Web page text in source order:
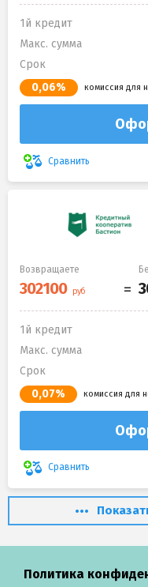
1й кредит
Макс. сумма
Срок
0,06% комиссия для
Сравнить
Возвращаете
1й кредит
Макс. сумма
Срок
0,07% комиссия для
Сравнить
Политика